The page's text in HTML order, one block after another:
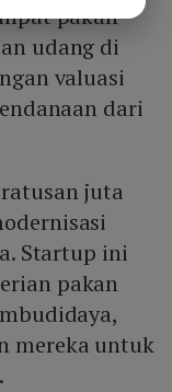
pakan
udang di
valuasi
dari
juta
Startup ini
pakan
mereka untuk